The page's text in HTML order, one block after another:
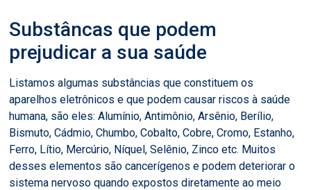
Substâncas que podem
prejudicar a sua saúde
Listamos algumas substâncias que constituem os
aparelhos eletrônicos e que podem causar riscos à saúde
humana, são eles: Alumínio, Antimônio, Arsênio, Berílio,
Bismuto, Cádmio, Chumbo, Cobalto, Cobre, Cromo, Estanho,
Ferro, Lítio, Mercúrio, Níquel, Selênio, Zinco etc. Muitos
desses elementos são cancerígenos e podem deteriorar o
sistema nervoso quando expostos diretamente ao meio